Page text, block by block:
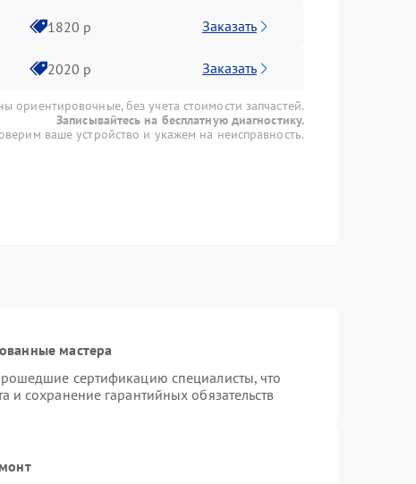
1820 р Заказать
2020 р Заказать
ориентировочные, без учета стоимости запчастей.
Записывайтесь на бесплатную диагностику.
ваше устройство и укажем на неисправность.
мастера
сертификацию специалисты, что
и сохранение гарантийных обязательств